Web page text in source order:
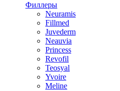
Филлеры
Neuramis
Fillmed
Juvederm
Neauvia
Princess
Revofil
Teosyal
Yvoire
Meline